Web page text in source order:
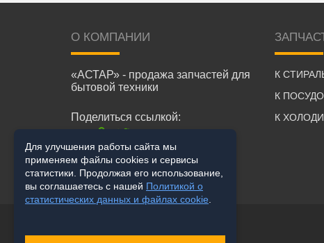
О КОМПАНИИ
«АСТАР» - продажа запчастей для
бытовой техники
Поделиться ссылкой:
К
К
К
Для улучшения работы сайта мы
применяем файлы cookies и сервисы
статистики. Продолжая его использование,
вы соглашаетесь с нашей Политикой о
статистических данных и файлах cookie